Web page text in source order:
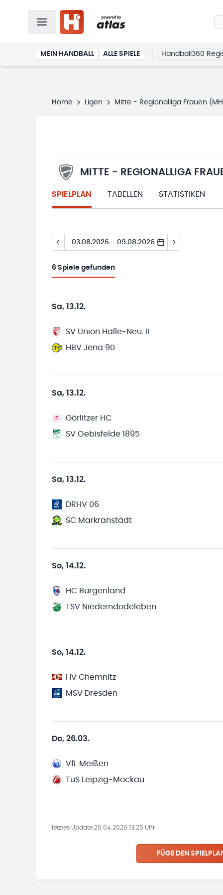
MEIN HANDBALL ALLE SPIELE Handball360
Home Ligen Mitte - Regionalliga Frauen
MITTE - REGIONALLIGA
SPIELPLAN TABELLEN STATISTIKEN
03.08.2026 - 09.08.2026
6 Spiele gefunden
Sa, 13.12.
SV Union Halle-Neu. II
HBV Jena 90
Sa, 13.12.
Görlitzer HC
SV Oebisfelde 1895
Sa, 13.12.
DRHV 06
SC Markranstädt
So, 14.12.
HC Burgenland
TSV Niederndodeleben
So, 14.12.
HV Chemnitz
MSV Dresden
Do, 26.03.
VfL Meißen
TuS Leipzig-Mockau
letztes Update:20.04.2026 13:25 Uhr
FÜGE DEN